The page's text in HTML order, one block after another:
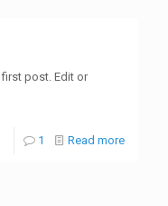
post. Edit or
1 Read more